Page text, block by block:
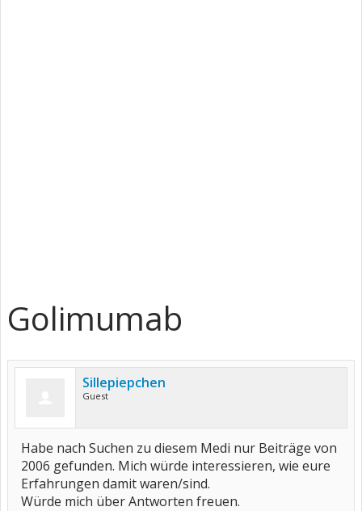
Golimumab
Sillepiepchen
Guest
Habe nach Suchen zu diesem Medi nur Beiträge von
2006 gefunden. Mich würde interessieren, wie eure
Erfahrungen damit waren/sind.
Würde mich über Antworten freuen.